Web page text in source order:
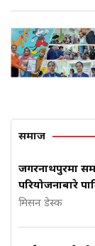
समाज
जगरनाथपुरमा
परियोजनाबारे
मिसन डेस्क